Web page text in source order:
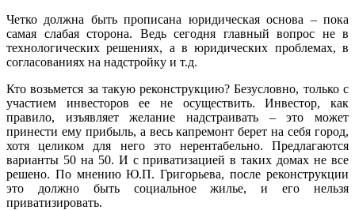
Четко должна быть прописана юридическая основа – пока
самая слабая сторона. Ведь сегодня главный вопрос не в
технологических решениях, а в юридических проблемах, в
согласованиях на надстройку и т.д.
Кто возьмется за такую реконструкцию? Безусловно, только с
участием инвесторов ее не осуществить. Инвестор, как
правило, изъявляет желание надстраивать – это может
принести ему прибыль, а весь капремонт берет на себя город,
хотя целиком для него это нерентабельно. Предлагаются
варианты 50 на 50. И с приватизацией в таких домах не все
решено. По мнению Ю.П. Григорьева, после реконструкции
это должно быть социальное жилье, и его нельзя
приватизировать.